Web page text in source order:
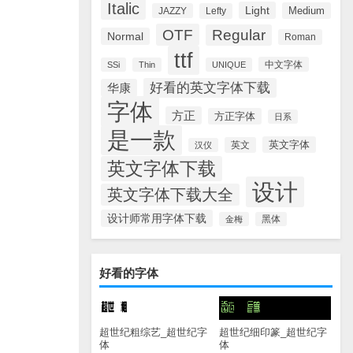
Italic JAZZY Lefty Light Medium
Normal OTF Regular Roman
SSi Thin ttf UNIQUE 中文字体
华康 好看的英文字体下载
字体 方正 方正字体 日系
是一款 汉仪 英文 英文字体
英文字体下载
英文字体下载大全 设计
设计师常用字体下载 金梅 黑体
好看的字体
超世纪粗综艺_超世纪字
体
超世纪细印篆_超世纪字
体